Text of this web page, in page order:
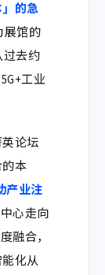
的急
展馆的
过去约
工业
论坛
本
产业注
心走向
融合，
化从